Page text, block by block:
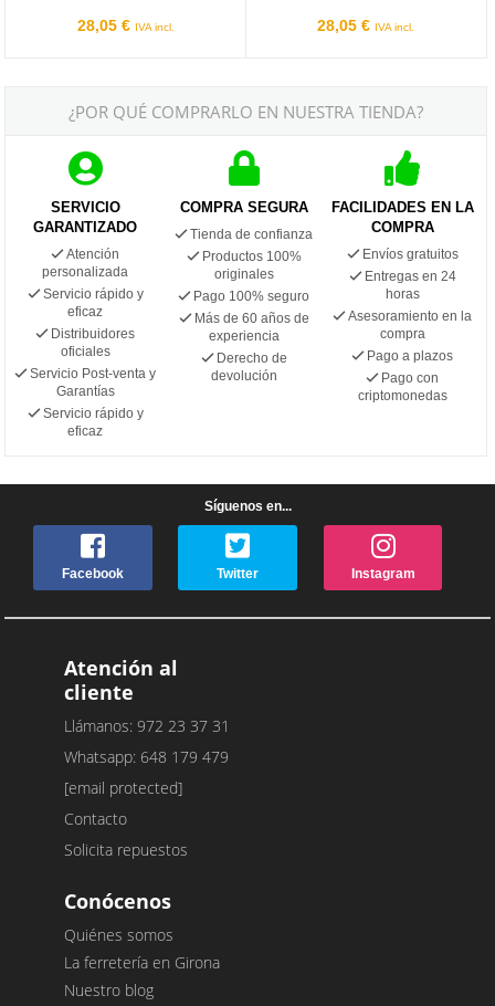
28,05 € IVA incl. 28,05 € IVA incl.
¿POR QUÉ COMPRARLO EN NUESTRA TIENDA?
SERVICIO
GARANTIZADO
Atención
personalizada
Servicio rápido y
eficaz
Distribuidores
oficiales
Servicio Post-venta y
Garantías
Servicio rápido y
eficaz
COMPRA SEGURA
Tienda de confianza
Productos 100%
originales
Pago 100% seguro
Más de 60 años de
experiencia
Derecho de
devolución
FACILIDADES EN LA
COMPRA
Envíos gratuitos
Entregas en 24
horas
Asesoramiento en la
compra
Pago a plazos
Pago con
criptomonedas
Síguenos en...
Facebook Twitter Instagram
Atención al
cliente
Llámanos: 972 23 37 31
Whatsapp: 648 179 479
[email protected]
Contacto
Solicita repuestos
Conócenos
Quiénes somos
La ferretería en Girona
Nuestro blog